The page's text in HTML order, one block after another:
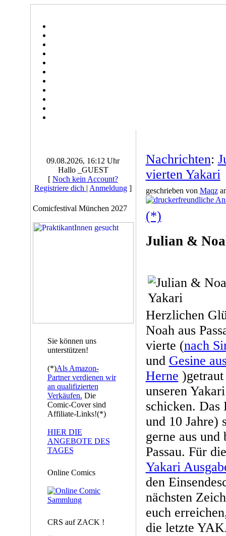
09.08.2026, 16:12 Uhr
Hallo _GUEST
[ Noch kein Account?
Registriere dich | Anmeldung ]
Comicfestival München 2027
Sie können uns
unterstützen!
(*)Als Amazon-
Partner verdienen wir
an qualifizierten
Verkäufen. Die
Comic-Cover sind
Affiliate-Links!(*)
HIER DIE
ANGEBOTE DES
TAGES
Online Comics
CRS auf ZACK !
Nachrichten:
vierten Yakari
geschrieben von Maqz
(*)
Julian &
Herzlichen
Noah aus
vierte (nach
und Gesine
Herne
unseren
schicken. Das
und 10 Jahre)
gerne aus und
Passau. Für
Yakari
den
nächsten
euch
die letzte